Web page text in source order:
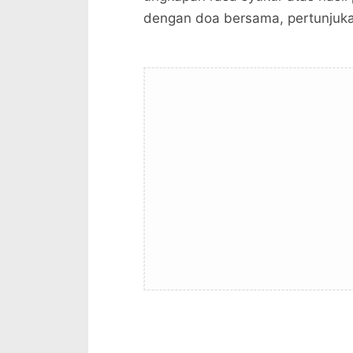
dengan doa bersama,